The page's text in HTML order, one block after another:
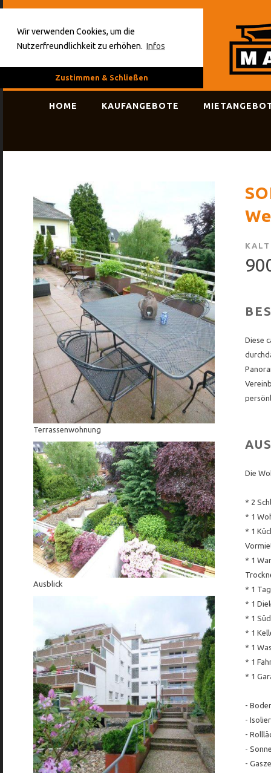
Wir verwenden Cookies, um die
Nutzerfreundlichkeit zu erhöhen. Infos
Zustimmen & Schließen
HOME KAUFANGEBOTE
Diese
Die
* 2
* 1
* 1
* 1
* 1
* 1
* 1
* 1
* 1
* 1
* 1
-
-
-
-
-
Terrassenwohnung
Ausblick